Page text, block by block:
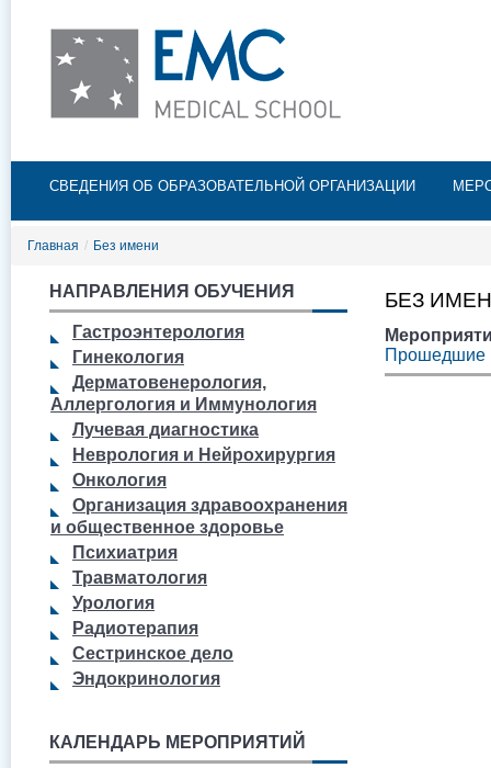
Главное меню
СВЕДЕНИЯ ОБ ОБРАЗОВАТЕЛЬНОЙ ОРГАНИЗАЦИИ
Главная / Без имени
НАПРАВЛЕНИЯ ОБУЧЕНИЯ
Гастроэнтерология
Гинекология
Дерматовенерология,
Аллергология и Иммунология
Лучевая диагностика
Неврология и Нейрохирургия
Онкология
Организация здравоохранения
и общественное здоровье
Психиатрия
Травматология
Урология
Радиотерапия
Сестринское дело
Эндокринология
КАЛЕНДАРЬ МЕРОПРИЯТИЙ
БЕЗ
Прошедшие